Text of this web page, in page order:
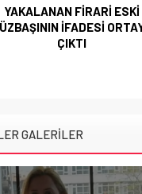
YAKALANAN FİRARİ ESKİ
İFADESİ ORTAYA
ÇIKTI
GALERİLER